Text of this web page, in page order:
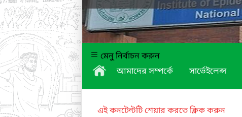
মেনু নির্বাচন করুন
আমাদের সম্পর্কে
সার্ভেইলেন্স
এই কনটেন্টটি শেয়ার করতে ক্লিক করুন